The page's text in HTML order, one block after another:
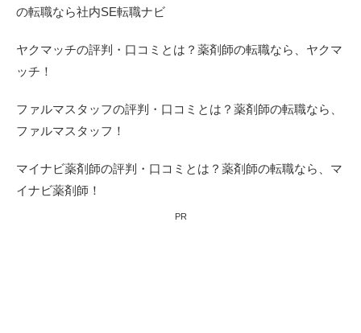
の転職なら社内SE転職ナビ
ヤクマッチの評判・口コミとは？薬剤師の転職なら、ヤクマ
ッチ！
ファルマスタッフの評判・口コミとは？薬剤師の転職なら、
ファルマスタッフ！
マイナビ薬剤師の評判・口コミとは？薬剤師の転職なら、マ
イナビ薬剤師！
PR